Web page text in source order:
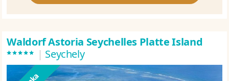
Waldorf Astoria Seychelles Platte Island
***** | Seychely